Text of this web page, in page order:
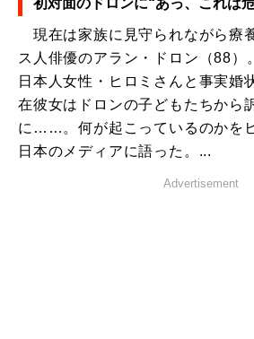
初対面のドロンに“あっ、これは
現在は家族に見守られながら療
ス人俳優のアラン・ドロン（88）
日本人女性・ヒロミさんと事実婚
在彼女はドロンの子どもたちから
に……。何が起こっているのかを
日本のメディアに語った。...
Advertisement